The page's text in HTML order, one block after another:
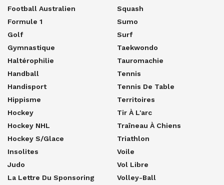
Football Australien
Formule 1
Golf
Gymnastique
Haltérophilie
Handball
Handisport
Hippisme
Hockey
Hockey NHL
Hockey S/glace
Insolites
Judo
La Lettre Du Sponsoring
Squash
Sumo
Surf
Taekwondo
Tauromachie
Tennis
Tennis De Table
Territoires
Tir À L'arc
Traîneau À Chiens
Triathlon
Voile
Vol Libre
Volley-Ball